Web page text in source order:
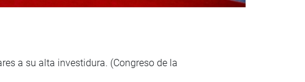
a su alta investidura. (Congreso de la